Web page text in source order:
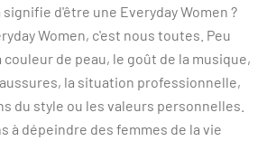
d'être une Everyday Women ?
Women, c'est nous toutes. Peu
de peau, le goût de la musique,
la situation professionnelle,
du style ou les valeurs personnelles.
à dépeindre des femmes de la vie